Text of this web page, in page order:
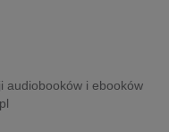
audiobooków i ebooków